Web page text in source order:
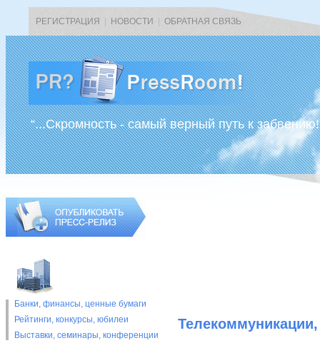
РЕГИСТРАЦИЯ НОВОСТИ ОБРАТНАЯ СВЯЗЬ
“...Скромность - самый верный путь к
Банки, финансы, ценные бумаги
Рейтинги, конкурсы, юбилеи
Выставки, cеминары, конференции